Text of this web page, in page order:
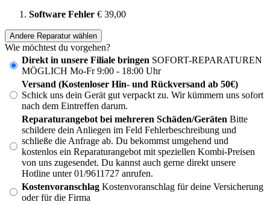
Software Fehler € 39,00
Andere Reparatur wählen
Wie möchtest du vorgehen?
Direkt in unsere Filiale bringen SOFORT-REPARATUREN
MÖGLICH Mo-Fr 9:00 - 18:00 Uhr
Versand (Kostenloser Hin- und Rückversand ab 50€)
Schick uns dein Gerät gut verpackt zu. Wir kümmern uns sofort
nach dem Eintreffen darum.
Reparaturangebot bei mehreren Schäden/Geräten Bitte
schildere dein Anliegen im Feld Fehlerbeschreibung und
schließe die Anfrage ab. Du bekommst umgehend und
kostenlos ein Reparaturangebot mit speziellen Kombi-Preisen
von uns zugesendet. Du kannst auch gerne direkt unsere
Hotline unter 01/9611727 anrufen.
Kostenvoranschlag Kostenvoranschlag für deine Versicherung
oder für die Firma